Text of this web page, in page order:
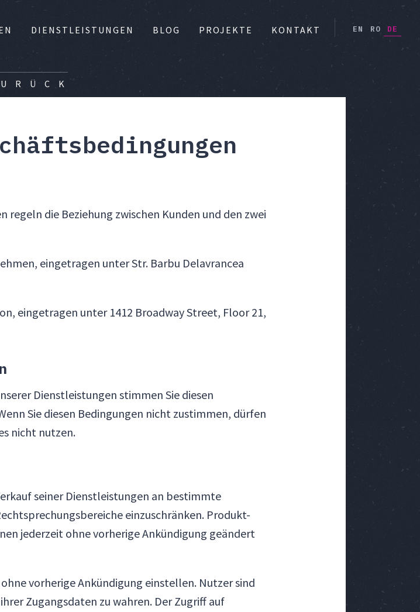
DIENSTLEISTUNGEN BLOG PROJEKTE KONTAKT EN RO DE
R Ü C K
regeln die Beziehung zwischen Kunden und den zwei
eingetragen unter Str. Barbu Delavrancea
eingetragen unter 1412 Broadway Street, Floor 21,
Dienstleistungen stimmen Sie diesen
Sie diesen Bedingungen nicht zustimmen, dürfen
nicht nutzen.
seiner Dienstleistungen an bestimmte
einzuschränken. Produkt-
jederzeit ohne vorherige Ankündigung geändert
vorherige Ankündigung einstellen. Nutzer sind
Zugangsdaten zu wahren. Der Zugriff auf